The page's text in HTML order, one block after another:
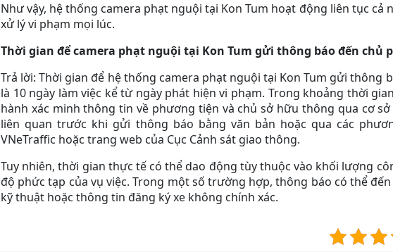
Như vậy, hệ thống camera phạt nguội tại Kon Tum hoạt động liên tục cả
xử lý vi phạm mọi lúc.
Thời gian để camera phạt nguội tại Kon Tum gửi thông báo đến chủ
Trả lời: Thời gian để hệ thống camera phạt nguội tại Kon Tum gửi thông
là 10 ngày làm việc kể từ ngày phát hiện vi phạm. Trong khoảng thời
hành xác minh thông tin về phương tiện và chủ sở hữu thông qua cơ
liên quan trước khi gửi thông báo bằng văn bản hoặc qua các
VNeTraffic hoặc trang web của Cục Cảnh sát giao thông.
Tuy nhiên, thời gian thực tế có thể dao động tùy thuộc vào khối lượng
độ phức tạp của vụ việc. Trong một số trường hợp, thông báo có thể
kỹ thuật hoặc thông tin đăng ký xe không chính xác.